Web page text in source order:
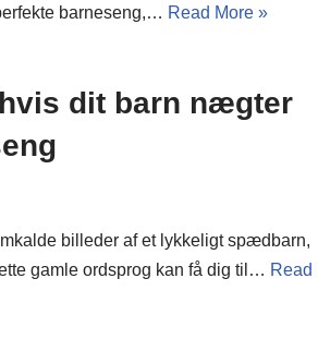
barneseng,… Read More »
dit barn nægter
billeder af et lykkeligt spædbarn,
gamle ordsprog kan få dig til… Read